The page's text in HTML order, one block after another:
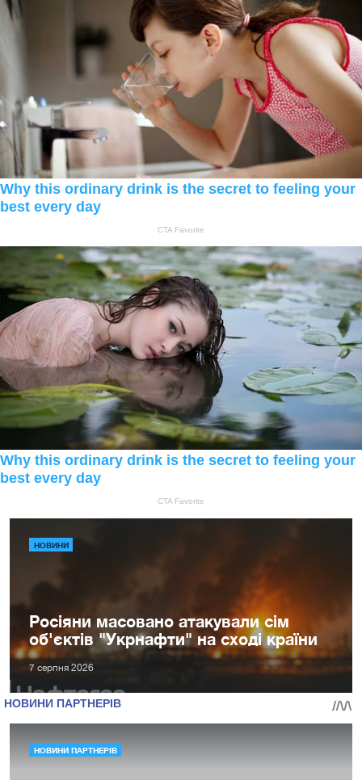
НОВИНИ
Росіяни масовано атакували сім
об'єктів "Укрнафти" на сході країни
7 серпня 2026